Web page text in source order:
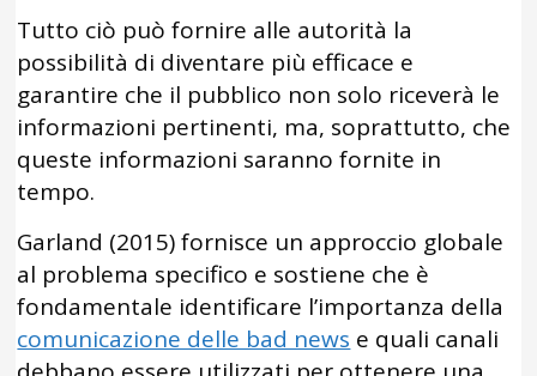
Tutto ciò può fornire alle autorità la
possibilità di diventare più efficace e
garantire che il pubblico non solo riceverà le
informazioni pertinenti, ma, soprattutto, che
queste informazioni saranno fornite in
tempo.
Garland (2015) fornisce un approccio globale
al problema specifico e sostiene che è
fondamentale identificare l’importanza della
comunicazione delle bad news e quali canali